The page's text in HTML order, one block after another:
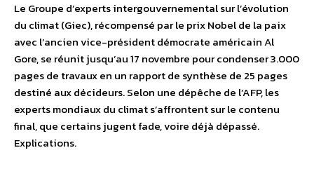
Le Groupe d’experts intergouvernemental sur l’évolution
du climat (Giec), récompensé par le prix Nobel de la paix
avec l’ancien vice-président démocrate américain Al
Gore, se réunit jusqu’au 17 novembre pour condenser 3.000
pages de travaux en un rapport de synthèse de 25 pages
destiné aux décideurs. Selon une dépêche de l’AFP, les
experts mondiaux du climat s’affrontent sur le contenu
final, que certains jugent fade, voire déjà dépassé.
Explications.